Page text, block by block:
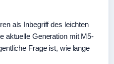
als Inbegriff des leichten
aktuelle Generation mit M5-
Frage ist, wie lange